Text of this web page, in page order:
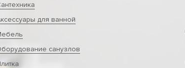
для ванной
санузлов